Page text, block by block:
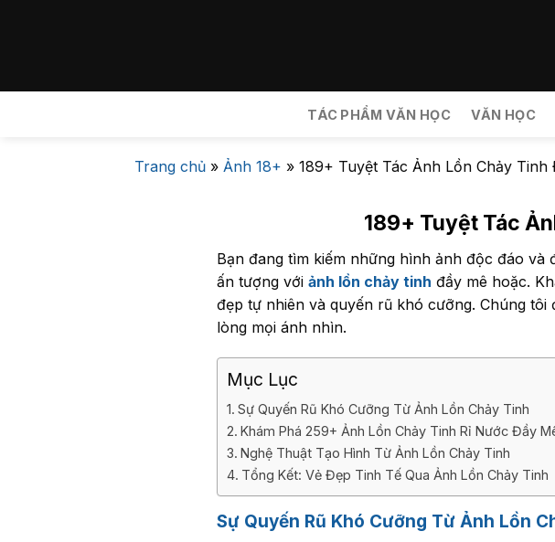
TÁC PHẨM VĂN HỌC VĂN HỌC
Trang chủ » Ảnh 18+ » 189+ Tuyệt Tác Ảnh Lồn Chảy Tinh
189+ Tuyệt Tác
Bạn đang tìm kiếm những hình ảnh độc đáo và
ấn tượng với ảnh lồn chảy tinh đầy mê hoặc.
đẹp tự nhiên và quyến rũ khó cưỡng. Chúng
lòng mọi ánh nhìn.
Mục Lục
Sự Quyến Rũ Khó Cưỡng Từ Ảnh Lồn Chảy Tinh
Khám Phá 259+ Ảnh Lồn Chảy Tinh Rỉ Nước Đầy
Nghệ Thuật Tạo Hình Từ Ảnh Lồn Chảy Tinh
Tổng Kết: Vẻ Đẹp Tinh Tế Qua Ảnh Lồn Chảy Tinh
Sự Quyến Rũ Khó Cưỡng Từ Ảnh Lồn